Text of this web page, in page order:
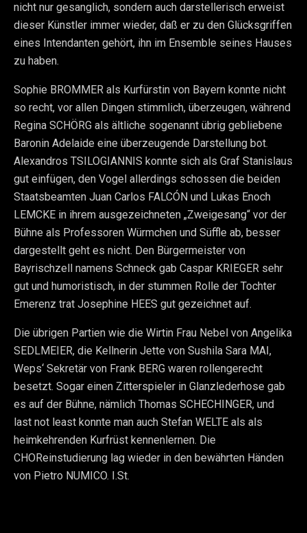
nicht nur gesanglich, sondern auch darstellerisch erweist
dieser Künstler immer wieder, daß er zu den Glücksgriffen
eines Intendanten gehört, ihn im Ensemble seines Hauses
zu haben.
Sophie BROMMER als Kurfürstin von Bayern konnte nicht
so recht, vor allen Dingen stimmlich, überzeugen, während
Regina SCHÖRG als ältliche sogenannt übrig gebliebene
Baronin Adelaide eine überzeugende Darstellung bot.
Alexandros TSILOGIANNIS konnte sich als Graf Stanislaus
gut einfügen, den Vogel allerdings schossen die beiden
Staatsbeamten Juan Carlos FALCÓN und Lukas Enoch
LEMCKE in ihrem ausgezeichneten „Zweigesang“ vor der
Bühne als Professoren Würmchen und Süffle ab, besser
dargestellt geht es nicht. Den Bürgermeister von
Bayrischzell namens Schneck gab Caspar KRIEGER sehr
gut und humoristisch, in der stummen Rolle der Tochter
Emerenz trat Josephine HEES gut gezeichnet auf.
Die übrigen Partien wie die Wirtin Frau Nebel von Angelika
SEDLMEIER, die Kellnerin Jette von Sushila Sara MAI,
Weps‘ Sekretär von Frank BERG waren rollengerecht
besetzt. Sogar einen Zitterspieler in Glanzlederhose gab
es auf der Bühne, nämlich Thomas SCHECHINGER, und
last not least konnte man auch Stefan WELTE als als
heimkehrenden Kurfrüst kennenlernen. Die
CHOReinstudierung lag wieder in den bewährten Händen
von Pietro NUMICO. I.St.